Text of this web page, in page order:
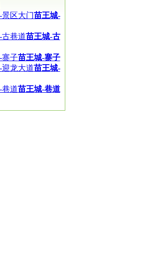
苗王城-
苗王城-古
苗王城-寨子
苗王城-
苗王城-巷道